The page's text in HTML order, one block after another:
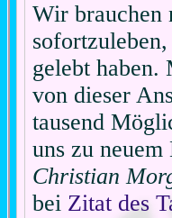
Wir brauchen
gelebt haben.
von dieser
tausend
uns zu neuem
Christian
bei Zitat des